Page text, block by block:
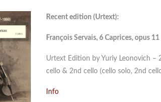
Recent edition (Urtext):
François Servais, 6 Caprices, opus 11
Urtext Edition by Yuriy Leonovich –
cello & 2nd cello (cello solo, 2nd
Info